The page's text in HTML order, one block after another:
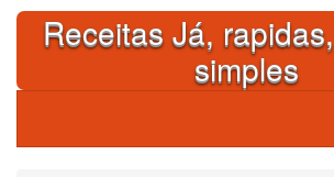
Skip
contentReceitas Já,
simples